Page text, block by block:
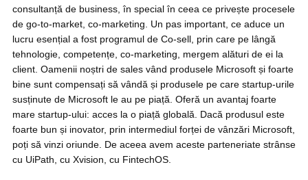
consultanță de business, în special în ceea ce privește procesele
de go-to-market, co-marketing. Un pas important, ce aduce un
lucru esențial a fost programul de Co-sell, prin care pe lângă
tehnologie, competențe, co-marketing, mergem alături de ei la
client. Oamenii noștri de sales vând produsele Microsoft și foarte
bine sunt compensați să vândă și produsele pe care startup-urile
susținute de Microsoft le au pe piață. Oferă un avantaj foarte
mare startup-ului: acces la o piață globală. Dacă produsul este
foarte bun și inovator, prin intermediul forței de vânzări Microsoft,
poți să vinzi oriunde. De aceea avem aceste parteneriate strânse
cu UiPath, cu Xvision, cu FintechOS.